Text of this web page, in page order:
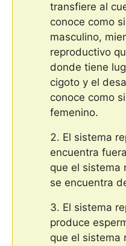
transfiere al
conoce como
masculino,
reproductivo
donde tiene
cigoto y el
conoce como
femenino.
El sistema
encuentra
que el sistema
se encuentra
El sistema
produce
que el sistema